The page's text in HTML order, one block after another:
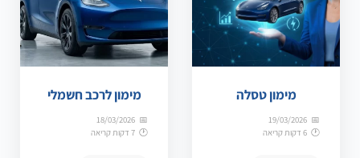
מימון טסלה
19/03/2026
6 דקות קריאה
מימון לרכב חשמלי
18/03/2026
7 דקות קריאה